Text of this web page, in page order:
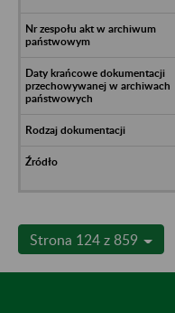
Strona 124 z 859